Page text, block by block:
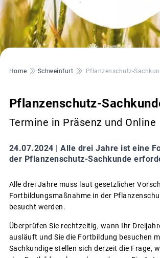
Pfadnavigation
Home Schweinfurt Pflanzenschutz-
Pflanzenschutz-
Termine in Präsenz und Online
24.07.2024 | Alle drei Jahre ist eine
der Pflanzenschutz-Sachkunde
Alle drei Jahre muss laut gesetzlicher
Fortbildungsmaßnahme in der
besucht werden.
Überprüfen Sie rechtzeitig, wann Ihr
ausläuft und Sie die Fortbildung besuchen
Sachkundige stellen sich derzeit die Frage,